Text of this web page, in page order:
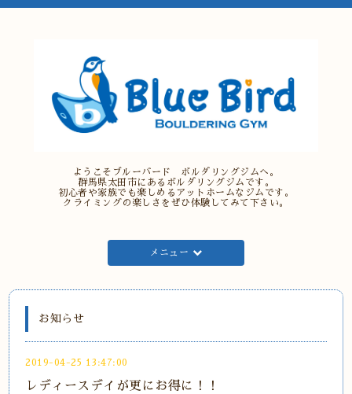
ようこそブルーバード ボルダリングジムへ。
群馬県太田市にあるボルダリングジムです。
初心者や家族でも楽しめるアットホームなジムです。
クライミングの楽しさをぜひ体験してみて下さい。
メニュー
お知らせ
2019-04-25 13:47:00
レディースデイが更にお得に！！